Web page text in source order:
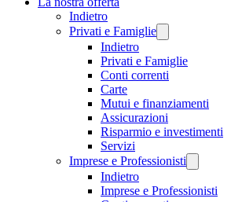
Indietro
Privati e Famiglie
Indietro
Privati e Famiglie
Conti correnti
Carte
Mutui e finanziamenti
Assicurazioni
Risparmio e investimenti
Servizi
Imprese e Professionisti
Indietro
Imprese e Professionisti